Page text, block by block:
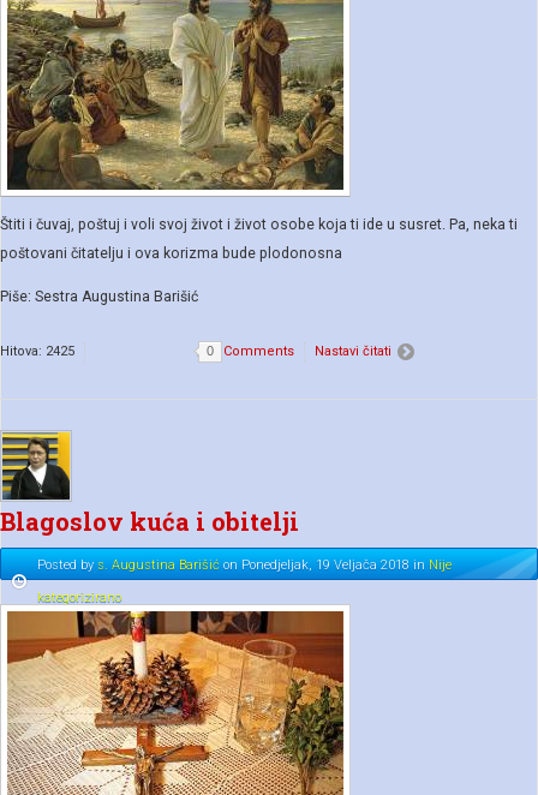
Štiti i čuvaj, poštuj i voli svoj život i život osobe koja ti ide u susret. Pa, neka ti
poštovani čitatelju i ova korizma bude plodonosna
Piše: Sestra Augustina Barišić
Comments Nastavi čitati
Hitova: 2425 0
Blagoslov kuća i obitelji
Posted bys. Augustina Barišić on Ponedjeljak, 19 Veljača 2018 in Nije
kategorizirano